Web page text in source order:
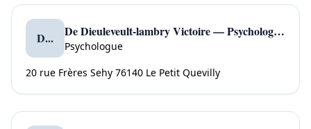
D... De Dieuleveult-lambry Victoire — Psychologue à Le Petit Quevilly
Psychologue
20 rue Frères Sehy 76140 Le Petit Quevilly